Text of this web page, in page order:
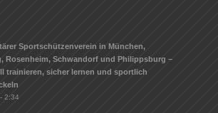
Sportschützenverein in München,
Rosenheim, Schwandorf und Philippsburg –
trainieren, sicher lernen und sportlich
2:34